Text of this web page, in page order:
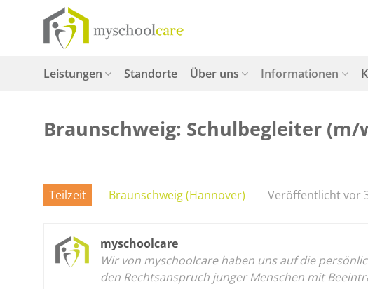
springen
Leistungen Standorte Über uns Informationen
Braunschweig: Schulbegleiter (m/
Teilzeit Braunschweig (Hannover) Veröffentlicht vor
myschoolcare
Wir von myschoolcare haben uns auf die
den Rechtsanspruch junger Menschen mit